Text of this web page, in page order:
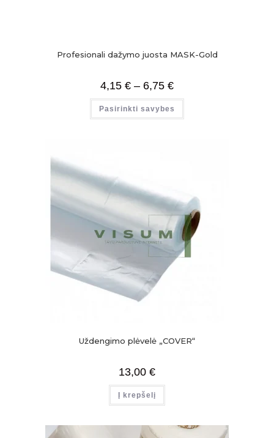
Profesionali dažymo juosta MASK-Gold
4,15 € – 6,75 €
Pasirinkti savybes
Uždengimo plėvelė „COVER“
13,00 €
Į krepšelį